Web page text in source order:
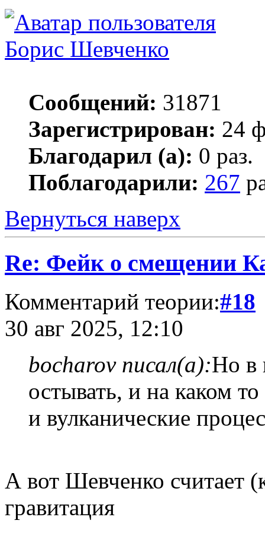
Борис Шевченко
Сообщений: 31871
Зарегистрирован: 24
Благодарил (а): 0 раз.
Поблагодарили: 267
Вернуться наверх
Re: Фейк о смещении
Комментарий теории:#18
30 авг 2025, 12:10
bocharov писал(а):Но в
остывать, и на каком
и вулканические
А вот Шевченко считает
гравитация